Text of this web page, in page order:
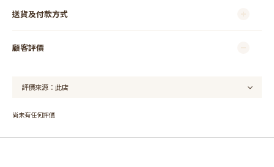
送貨及付款方式
顧客評價
尚未有任何評價